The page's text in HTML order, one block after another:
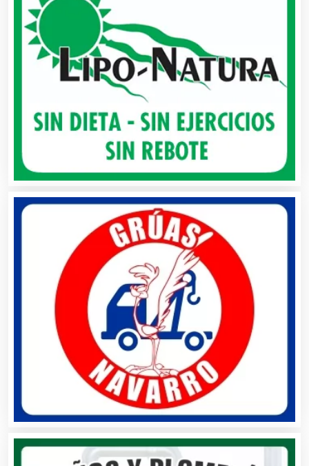
Alquiler de Trajes de Etiqueta
Alta Costura
Aluminio
Ambulancias
Análisis Clínicos
Análisis de Aguas
Animadores de Eventos
Aparatos y Equipos Eléctricos
Arquitectos